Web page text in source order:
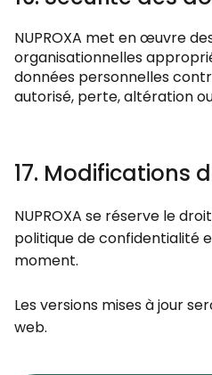
NUPROXA met en œuvre
organisationnelles
données personnelles
autorisé, perte, altération
17. Modifications
NUPROXA se réserve le
politique de confidentialité
moment.
Les versions mises à jour
web.